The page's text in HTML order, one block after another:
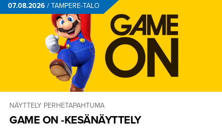
07.08.2026 /TAMPERE-TALO
NÄYTTELY PERHETAPAHTUMA
GAME ON -KESÄNÄYTTELY